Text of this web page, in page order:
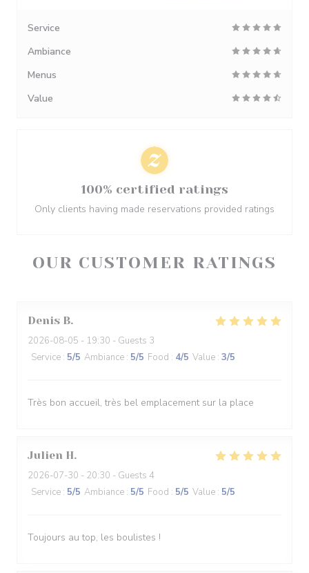
OUR CUSTOMER RATINGS
Denis B
2026-08-05 - 19:30 - Guests 3
Service : 5/5 Ambiance : 5/5 Food : 4/5 Value : 3/5
Très bon accueil, très bel emplacement sur la place
Julien H
2026-07-30 - 20:30 - Guests 4
Service : 5/5 Ambiance : 5/5 Food : 5/5 Value : 5/5
Toujours au top, les boulistes !
Service
Ambiance
Menus
Value
100% certified ratings
Only clients having made reservations provided ratings